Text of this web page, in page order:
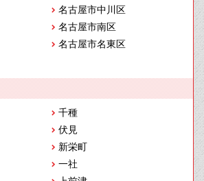
名古屋市中川区
名古屋市南区
名古屋市名東区
千種
伏見
新栄町
一社